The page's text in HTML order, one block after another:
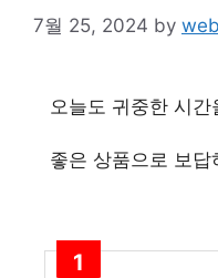
7월 25, 2024 by
오늘도 귀중한 시
좋은 상품으로 보답
1